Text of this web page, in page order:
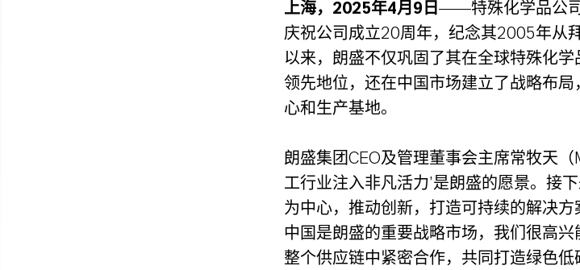
上海，2025年4月9日 ——特殊化学品公
庆祝公司成立20周年，纪念其2005年从
以来，朗盛不仅巩固了其在全球特殊化
领先地位，还在中国市场建立了战略布
心和生产基地。
朗盛集团CEO及管理董事会主席常牧天（
工行业注入非凡活力’是朗盛的愿景。接
为中心，推动创新，打造可持续的解决方
中国是朗盛的重要战略市场，我们很高
整个供应链中紧密合作，共同打造绿色低